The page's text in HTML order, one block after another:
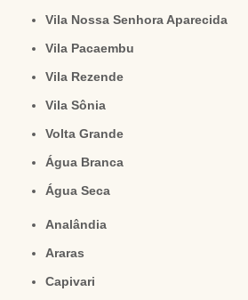
Vila Nossa Senhora Aparecida
Vila Pacaembu
Vila Rezende
Vila Sônia
Volta Grande
Água Branca
Água Seca
Analândia
Araras
Capivari